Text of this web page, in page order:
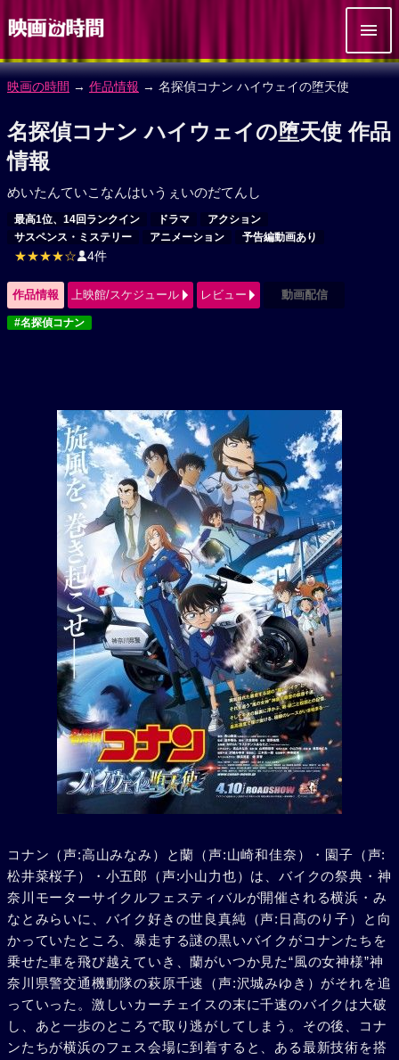
映画の時間 → 作品情報 → 名探偵コナン ハイウェイの堕天使
名探偵コナン ハイウェイの堕天使 作品
情報
めいたんていこなんはいうぇいのだてんし
最高1位、14回ランクイン ドラマ
アクション
サスペンス・ミステリー
アニメーション 予告編動画あり
★★★★☆ 4件
作品情報 上映館/スケジュール レビュー 動画配信
#名探偵コナン
コナン（声:高山みなみ）と蘭（声:山崎和佳奈）・園子（声:
松井菜桜子）・小五郎（声:小山力也）は、バイクの祭典・神
奈川モーターサイクルフェスティバルが開催される横浜・み
なとみらいに、バイク好きの世良真純（声:日髙のり子）と向
かっていたところ、暴走する謎の黒いバイクがコナンたちを
乗せた車を飛び越えていき、蘭がいつか見た“風の女神様”神
奈川県警交通機動隊の萩原千速（声:沢城みゆき）がそれを追
っていった。激しいカーチェイスの末に千速のバイクは大破
し、あと一歩のところで取り逃がしてしまう。その後、コナ
ンたちが横浜のフェス会場に到着すると、ある最新技術を搭